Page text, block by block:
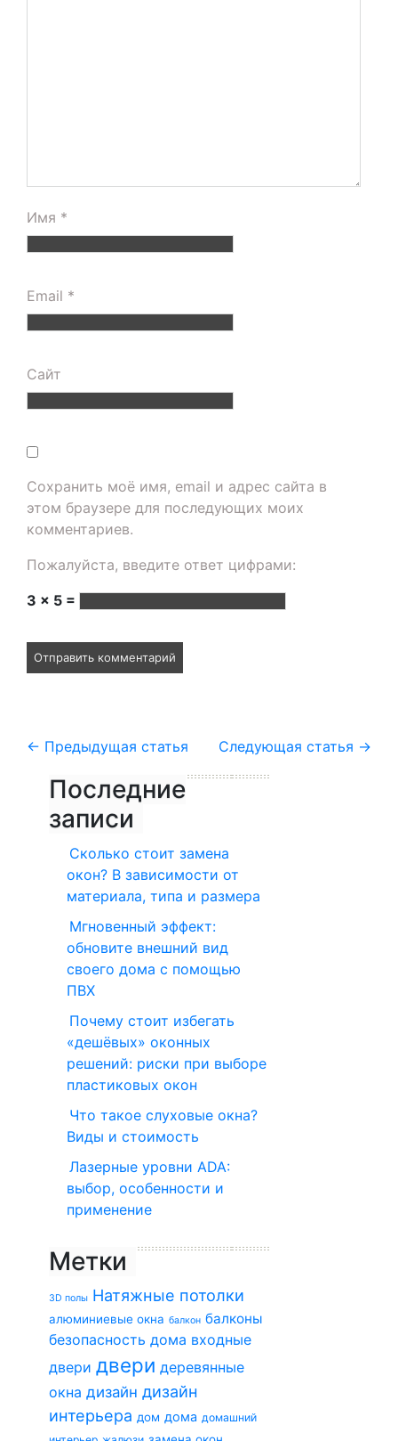
Имя *
Email *
Сайт
Сохранить моё имя, email и адрес сайта в
этом браузере для последующих моих
комментариев.
Пожалуйста, введите ответ цифрами:
3 × 5 =
← Предыдущая статья Следующая статья →
Последние
записи
Сколько стоит замена
окон? В зависимости от
материала, типа и размера
Мгновенный эффект:
обновите внешний вид
своего дома с помощью
ПВХ
Почему стоит избегать
«дешёвых» оконных
решений: риски при выборе
пластиковых окон
Что такое слуховые окна?
Виды и стоимость
Лазерные уровни ADA:
выбор, особенности и
применение
Метки
3D полы Натяжные потолки
алюминиевые окна балкон балконы
безопасность дома входные
двери двери деревянные
окна дизайн дизайн
интерьера дом дома домашний